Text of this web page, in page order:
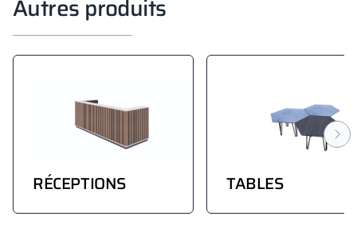
Autres produits
RÉCEPTIONS TABLES